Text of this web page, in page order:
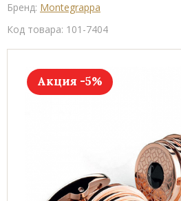
Бренд: Montegrappa
Код товара: 101-7404
Акция -5%